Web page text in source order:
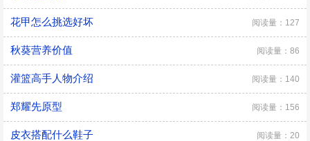
花甲怎么挑选好坏 阅读量：127
秋葵营养价值 阅读量：86
灌篮高手人物介绍 阅读量：140
郑耀先原型 阅读量：156
皮衣搭配什么鞋子 阅读量：20